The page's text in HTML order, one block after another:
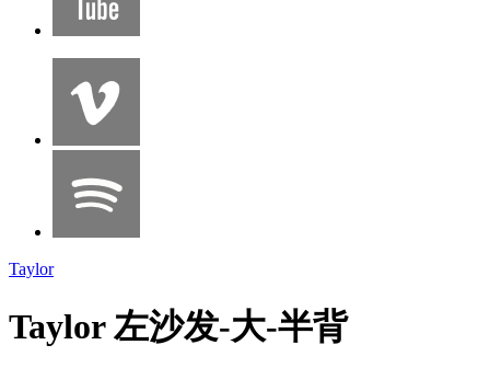
Taylor
Taylor 左沙发-大-半背